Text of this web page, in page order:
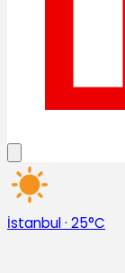
İstanbul· 25°C